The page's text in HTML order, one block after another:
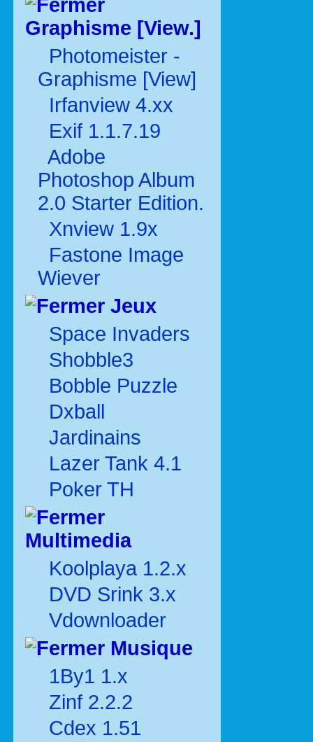
Graphisme [View.]
Photomeister -
Graphisme [View]
Irfanview 4.xx
Exif 1.1.7.19
Adobe
Photoshop Album
2.0 Starter Edition.
Xnview 1.9x
Fastone Image
Wiever
Jeux
Space Invaders
Shobble3
Bobble Puzzle
Dxball
Jardinains
Lazer Tank 4.1
Poker TH
Multimedia
Koolplaya 1.2.x
DVD Srink 3.x
Vdownloader
Musique
1By1 1.x
Zinf 2.2.2
Cdex 1.51